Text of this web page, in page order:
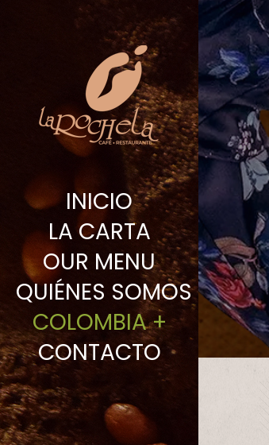
INICIO
LA CARTA
OUR MENU
QUIÉNES SOMOS
COLOMBIA +
CONTACTO